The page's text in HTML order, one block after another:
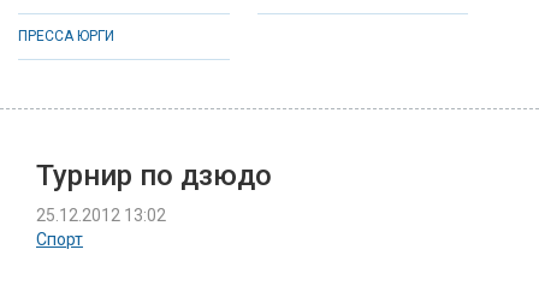
ПРЕССА ЮРГИ
Турнир по дзюдо
25.12.2012 13:02
Спорт